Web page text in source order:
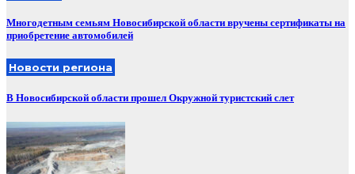
Многодетным семьям Новосибирской области вручены сертификаты на
приобретение автомобилей
Новости региона
В Новосибирской области прошел Окружной туристский слет